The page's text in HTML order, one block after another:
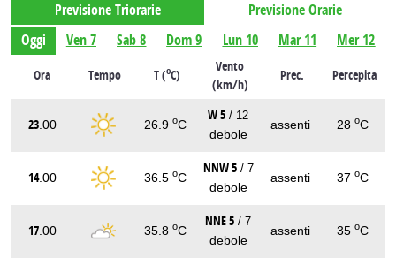
Previsione Triorarie
Previsione Orarie
Oggi
Ven 7 Sab 8 Dom 9 Lun 10 Mar 11 Mer 12
Ora Tempo T (oC)
Vento
(km/h)
Prec. Percepita
23 .00 26.9 oC
W 5 / 12
debole
assenti 28 oC
14.00 36.5 oC
NNW 5 / 7
debole
assenti 37 oC
17 .00 35.8 oC
NNE 5 / 7
debole
assenti 35 oC